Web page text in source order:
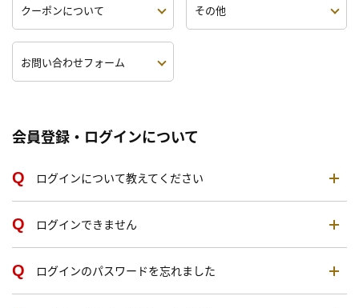
クーポンについて その他
お問い合わせフォーム
会員登録・ログインについて
ログインについて教えてください
ログインできません
ログインのパスワードを忘れました